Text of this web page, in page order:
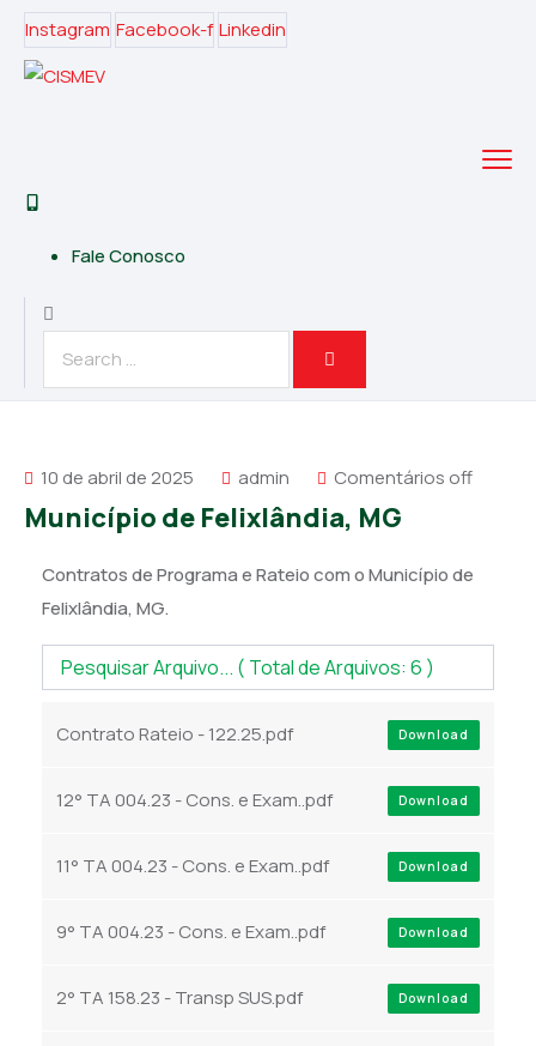
Instagram Facebook-f Linkedin
Fale Conosco
10 de abril de 2025 admin Comentários off
Município de Felixlândia, MG
Contratos de Programa e Rateio com o Município de
Felixlândia, MG.
Contrato Rateio - 122.25.pdf Download
12° TA 004.23 - Cons. e Exam..pdf Download
11° TA 004.23 - Cons. e Exam..pdf Download
9° TA 004.23 - Cons. e Exam..pdf Download
2° TA 158.23 - Transp SUS.pdf Download